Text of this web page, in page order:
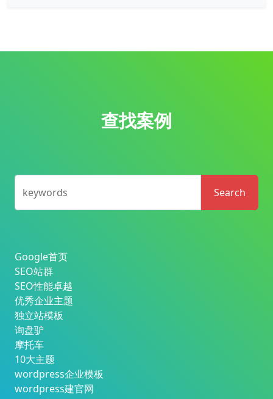
查找案例
keywords Search
Google首页
SEO站群
SEO性能卓越
优秀企业主题
独立站模板
询盘驴
摩托车
10大主题
wordpress企业模板
wordpress建官网